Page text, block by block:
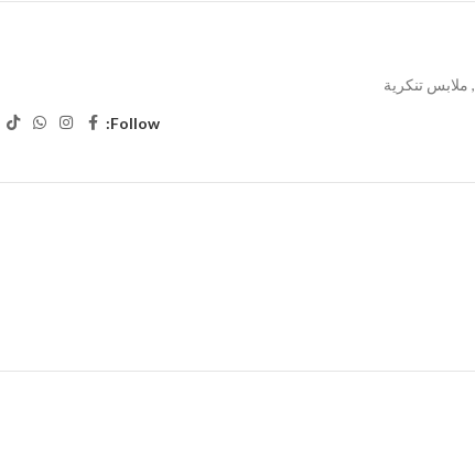
, ملابس تنكرية
Follow: